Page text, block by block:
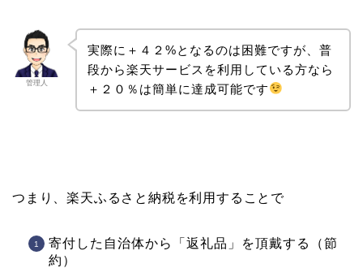
管理人
実際に＋４２%となるのは困難ですが、普
段から楽天サービスを利用している方なら
＋２０％は簡単に達成可能です
つまり、楽天ふるさと納税を利用することで
寄付した自治体から「返礼品」を頂戴する（節
約）